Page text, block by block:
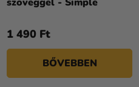
1 490 Ft
BŐVEBBEN